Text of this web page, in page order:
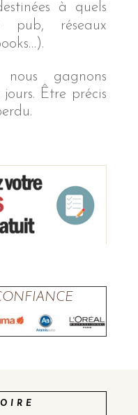
à quels
pub, réseaux
gagnons
Être précis